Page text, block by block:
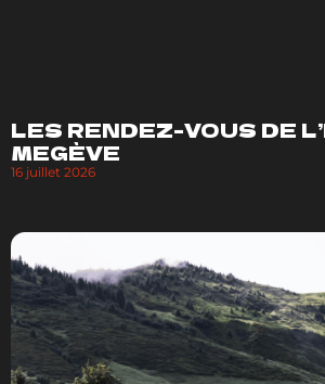
LES RENDEZ-VOUS DE
MEGÈVE
16 juillet 2026